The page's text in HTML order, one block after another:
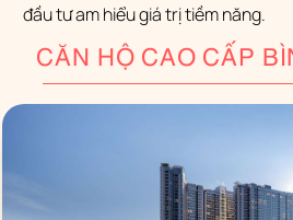
đầu tư am hiểu giá trị tiềm năng.
CĂN HỘ CAO CẤP